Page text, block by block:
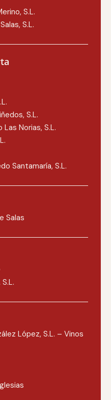
S.L.
S.L.
S.L.
Norias, S.L.
Santamaría, S.L.
Salas
López, S.L. – Vinos